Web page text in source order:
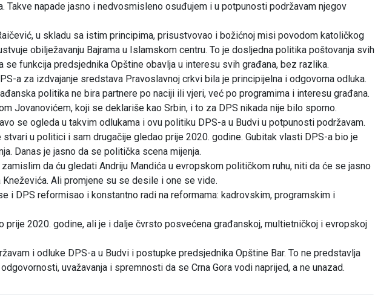
Takve napade jasno i nedvosmisleno osuđujem i u potpunosti podržavam njegov
u skladu sa istim principima, prisustvovao i božićnoj misi povodom katoličkog
obilježavanju Bajrama u Islamskom centru. To je dosljedna politika poštovanja svih
se funkcija predsjednika Opštine obavlja u interesu svih građana, bez razlika.
a za izdvajanje sredstava Pravoslavnoj crkvi bila je principijelna i odgovorna odluka.
politika ne bira partnere po naciji ili vjeri, već po programima i interesu građana.
Jovanovićem, koji se deklariše kao Srbin, i to za DPS nikada nije bilo sporno.
se ogleda u takvim odlukama i ovu politiku DPS-a u Budvi u potpunosti podržavam.
u politici i sam drugačije gledao prije 2020. godine. Gubitak vlasti DPS-a bio je
Danas je jasno da se politička scena mijenja.
da ću gledati Andriju Mandića u evropskom političkom ruhu, niti da će se jasno
Ali promjene su se desile i one se vide.
i DPS reformisao i konstantno radi na reformama: kadrovskim, programskim i
prije 2020. godine, ali je i dalje čvrsto posvećena građanskoj, multietničkoj i evropskoj
i odluke DPS-a u Budvi i postupke predsjednika Opštine Bar. To ne predstavlja
uvažavanja i spremnosti da se Crna Gora vodi naprijed, a ne unazad.